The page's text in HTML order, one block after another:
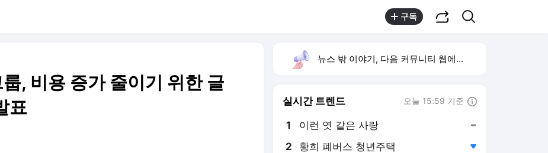
구독
, 비용 증가 줄이기 위한 글
표
뉴스 밖 이야기, 다음 커뮤니티 웹에서 보기
실시간 트렌드 오늘 15:59 기준
1 이런 엿 같은 사랑
2 황희 폐버스 청년주택